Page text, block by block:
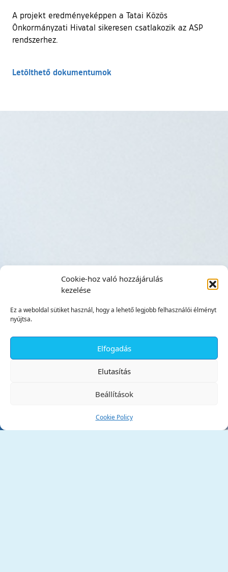
Cookie-hoz való hozzájárulás
kezelése
Ez a weboldal sütiket használ, hogy a lehető legjobb felhasználói élményt
nyújtsa.
Elfogadás
Elutasítás
Beállítások
Cookie Policy
A projekt eredményeképpen a Tatai Közös
Önkormányzati Hivatal sikeresen csatlakozik az ASP
rendszerhez.
Letölthető dokumentumok
Tata Város Önkormányzata
✕